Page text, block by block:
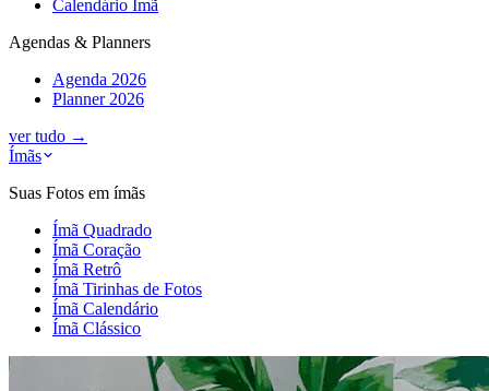
Calendário Ímã
Agendas & Planners
Agenda 2026
Planner 2026
ver tudo →
Ímãs
Suas Fotos em ímãs
Ímã Quadrado
Ímã Coração
Ímã Retrô
Ímã Tirinhas de Fotos
Ímã Calendário
Ímã Clássico